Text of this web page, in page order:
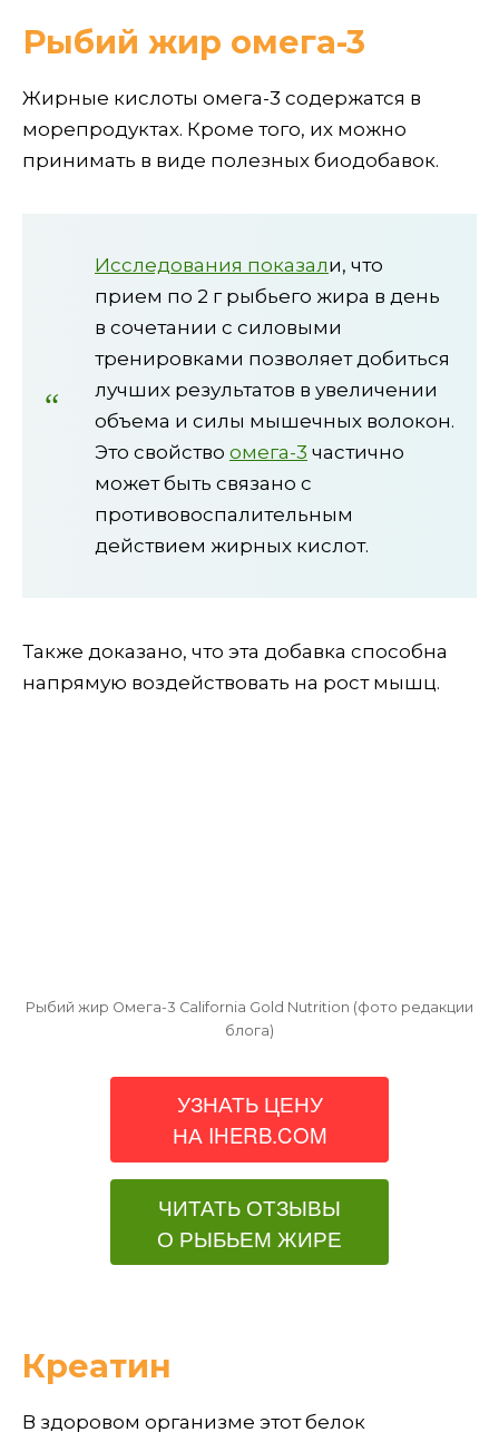
Рыбий жир омега-3
Жирные кислоты омега-3 содержатся в
морепродуктах. Кроме того, их можно
принимать в виде полезных биодобавок.
Исследования показали, что
прием по 2 г рыбьего жира в день
в сочетании с силовыми
тренировками позволяет добиться
лучших результатов в увеличении
объема и силы мышечных волокон.
Это свойство омега-3 частично
может быть связано с
противовоспалительным
действием жирных кислот.
Также доказано, что эта добавка способна
напрямую воздействовать на рост мышц.
Рыбий жир Омега-3 California Gold Nutrition (фото редакции
блога)
УЗНАТЬ ЦЕНУ
НА IHERB.COM
ЧИТАТЬ ОТЗЫВЫ
О РЫБЬЕМ ЖИРЕ
Креатин
В здоровом организме этот белок